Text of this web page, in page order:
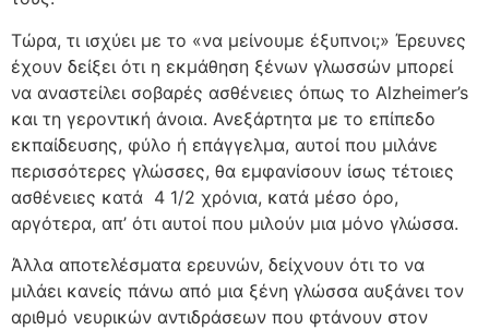
Τώρα, τι ισχύει με το «να μείνουμε έξυπνοι;» Έρευνες
έχουν δείξει ότι η εκμάθηση ξένων γλωσσών μπορεί
να αναστείλει σοβαρές ασθένειες όπως το Alzheimer’s
και τη γεροντική άνοια. Ανεξάρτητα με το επίπεδο
εκπαίδευσης, φύλο ή επάγγελμα, αυτοί που μιλάνε
περισσότερες γλώσσες, θα εμφανίσουν ίσως τέτοιες
ασθένειες κατά 4 1/2 χρόνια, κατά μέσο όρο,
αργότερα, απ’ ότι αυτοί που μιλούν μια μόνο γλώσσα.
Άλλα αποτελέσματα ερευνών, δείχνουν ότι το να
μιλάει κανείς πάνω από μια ξένη γλώσσα αυξάνει τον
αριθμό νευρικών αντιδράσεων που φτάνουν στον